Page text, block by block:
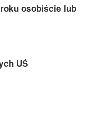
osobiście lub
UŚ